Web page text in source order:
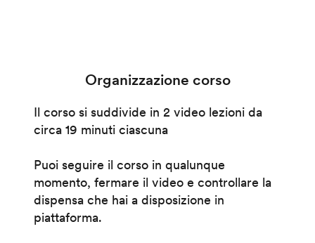
Organizzazione corso
Il corso si suddivide in 2 video lezioni da
circa 19 minuti ciascuna
Puoi seguire il corso in qualunque
momento, fermare il video e controllare la
dispensa che hai a disposizione in
piattaforma.